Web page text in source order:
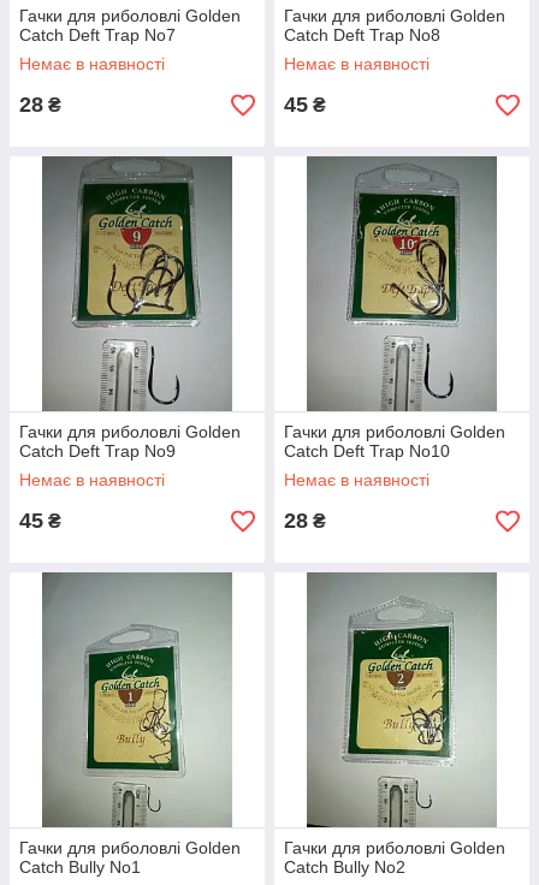
Гачки для риболовлі Golden
Catch Deft Trap No7
Немає в наявності
28 ₴
Гачки для риболовлі Golden
Catch Deft Trap No8
Немає в наявності
45 ₴
Гачки для риболовлі Golden
Catch Deft Trap No9
Немає в наявності
45 ₴
Гачки для риболовлі Golden
Catch Deft Trap No10
Немає в наявності
28 ₴
Гачки для риболовлі Golden
Catch Bully No1
Гачки для риболовлі Golden
Catch Bully No2